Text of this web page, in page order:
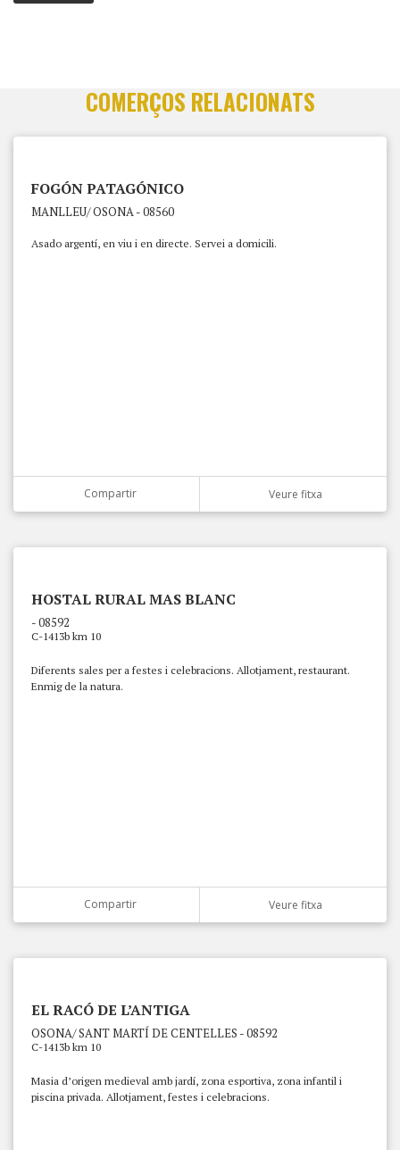
COMERÇOS RELACIONATS
FOGÓN PATAGÓNICO
MANLLEU/ OSONA - 08560
Asado argentí, en viu i en directe. Servei a domicili.
Compartir Veure fitxa
HOSTAL RURAL MAS BLANC
- 08592
C-1413b km 10
Diferents sales per a festes i celebracions. Allotjament, restaurant.
Enmig de la natura.
Compartir Veure fitxa
EL RACÓ DE L’ANTIGA
OSONA/ SANT MARTÍ DE CENTELLES - 08592
C-1413b km 10
Masia d’origen medieval amb jardí, zona esportiva, zona infantil i
piscina privada. Allotjament, festes i celebracions.